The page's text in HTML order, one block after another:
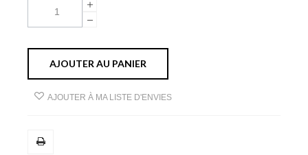
AJOUTER AU PANIER
AJOUTER À MA LISTE D'ENVIES